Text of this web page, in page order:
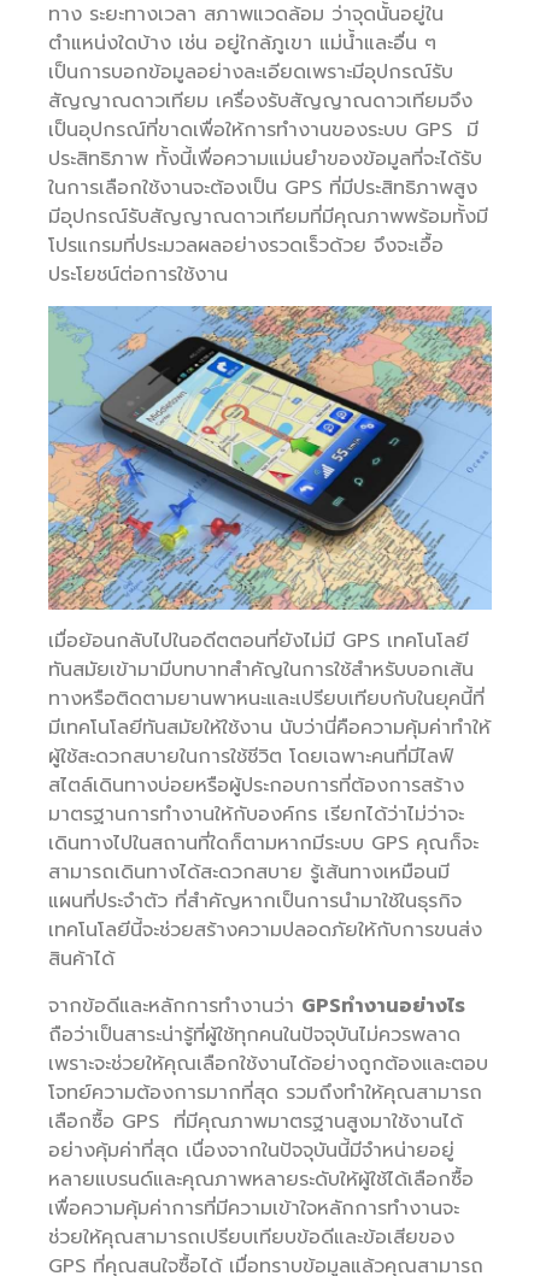
ทาง ระยะทางเวลา สภาพแวดล้อม ว่าจุดนั้นอยู่ใน
ตำแหน่งใดบ้าง เช่น อยู่ใกล้ภูเขา แม่น้ำและอื่น ๆ
เป็นการบอกข้อมูลอย่างละเอียดเพราะมีอุปกรณ์รับ
สัญญาณดาวเทียม เครื่องรับสัญญาณดาวเทียมจึง
เป็นอุปกรณ์ที่ขาดเพื่อให้การทำงานของระบบ GPS มี
ประสิทธิภาพ ทั้งนี้เพื่อความแม่นยำของข้อมูลที่จะได้รับ
ในการเลือกใช้งานจะต้องเป็น GPS ที่มีประสิทธิภาพสูง
มีอุปกรณ์รับสัญญาณดาวเทียมที่มีคุณภาพพร้อมทั้งมี
โปรแกรมที่ประมวลผลอย่างรวดเร็วด้วย จึงจะเอื้อ
ประโยชน์ต่อการใช้งาน
เมื่อย้อนกลับไปในอดีตตอนที่ยังไม่มี GPS เทคโนโลยี
ทันสมัยเข้ามามีบทบาทสำคัญในการใช้สำหรับบอกเส้น
ทางหรือติดตามยานพาหนะและเปรียบเทียบกับในยุคนี้ที่
มีเทคโนโลยีทันสมัยให้ใช้งาน นับว่านี่คือความคุ้มค่าทำให้
ผู้ใช้สะดวกสบายในการใช้ชีวิต โดยเฉพาะคนที่มีไลฟ์
สไตล์เดินทางบ่อยหรือผู้ประกอบการที่ต้องการสร้าง
มาตรฐานการทำงานให้กับองค์กร เรียกได้ว่าไม่ว่าจะ
เดินทางไปในสถานที่ใดก็ตามหากมีระบบ GPS คุณก็จะ
สามารถเดินทางได้สะดวกสบาย รู้เส้นทางเหมือนมี
แผนที่ประจำตัว ที่สำคัญหากเป็นการนำมาใช้ในธุรกิจ
เทคโนโลยีนี้จะช่วยสร้างความปลอดภัยให้กับการขนส่ง
สินค้าได้
จากข้อดีและหลักการทำงานว่า GPSทำงานอย่างไร
ถือว่าเป็นสาระน่ารู้ที่ผู้ใช้ทุกคนในปัจจุบันไม่ควรพลาด
เพราะจะช่วยให้คุณเลือกใช้งานได้อย่างถูกต้องและตอบ
โจทย์ความต้องการมากที่สุด รวมถึงทำให้คุณสามารถ
เลือกซื้อ GPS ที่มีคุณภาพมาตรฐานสูงมาใช้งานได้
อย่างคุ้มค่าที่สุด เนื่องจากในปัจจุบันนี้มีจำหน่ายอยู่
หลายแบรนด์และคุณภาพหลายระดับให้ผู้ใช้ได้เลือกซื้อ
เพื่อความคุ้มค่าการที่มีความเข้าใจหลักการทำงานจะ
ช่วยให้คุณสามารถเปรียบเทียบข้อดีและข้อเสียของ
GPS ที่คุณสนใจซื้อได้ เมื่อทราบข้อมูลแล้วคุณสามารถ